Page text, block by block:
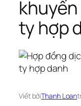
ty hợp
Viết bởiThanh Loan